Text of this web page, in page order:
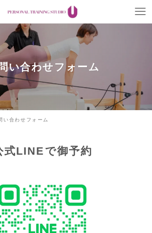
い合わせフォーム
い合わせフォーム
式LINEで御予約